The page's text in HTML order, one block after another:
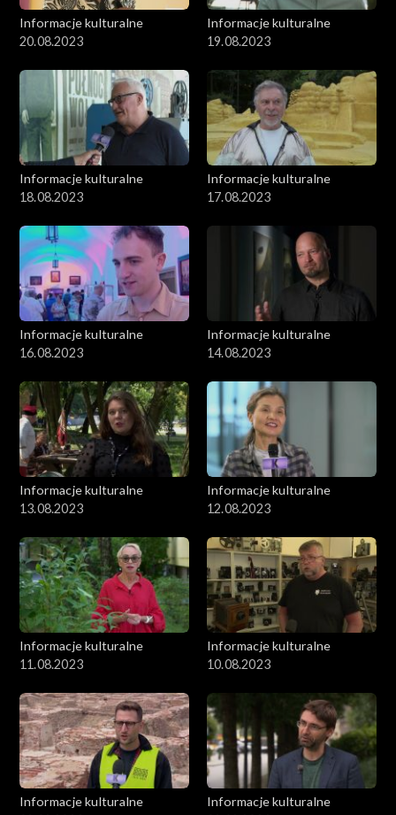
Informacje kulturalne
20.08.2023
Informacje kulturalne
19.08.2023
Informacje kulturalne
18.08.2023
Informacje kulturalne
17.08.2023
Informacje kulturalne
16.08.2023
Informacje kulturalne
14.08.2023
Informacje kulturalne
13.08.2023
Informacje kulturalne
12.08.2023
Informacje kulturalne
11.08.2023
Informacje kulturalne
10.08.2023
Informacje kulturalne
Informacje kulturalne